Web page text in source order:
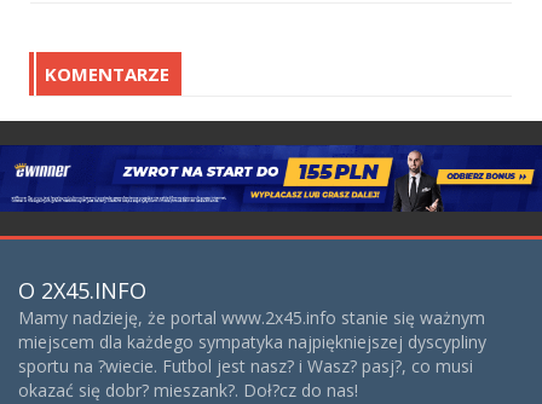
KOMENTARZE
O 2X45.INFO
Mamy nadzieję, że portal www.2x45.info stanie się ważnym
miejscem dla każdego sympatyka najpiękniejszej dyscypliny
sportu na ?wiecie. Futbol jest nasz? i Wasz? pasj?, co musi
okazać się dobr? mieszank?. Doł?cz do nas!